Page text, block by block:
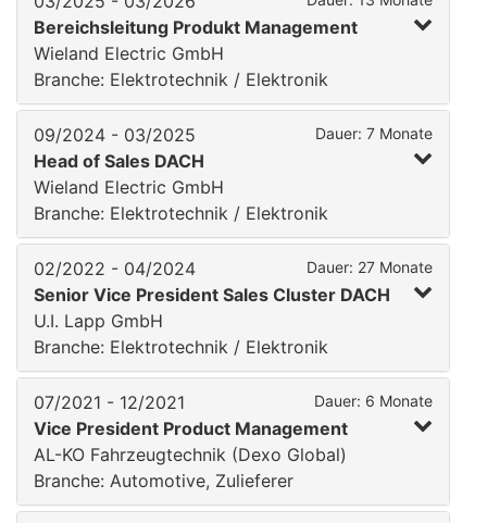
Bereichsleitung Produkt Management
Wieland Electric GmbH
Branche: Elektrotechnik / Elektronik
09/2024 - 03/2025 Dauer: 7 Monate
Head of Sales DACH
Wieland Electric GmbH
Branche: Elektrotechnik / Elektronik
02/2022 - 04/2024 Dauer: 27 Monate
Senior Vice President Sales Cluster DACH
U.I. Lapp GmbH
Branche: Elektrotechnik / Elektronik
07/2021 - 12/2021 Dauer: 6 Monate
Vice President Product Management
AL-KO Fahrzeugtechnik (Dexo Global)
Branche: Automotive, Zulieferer